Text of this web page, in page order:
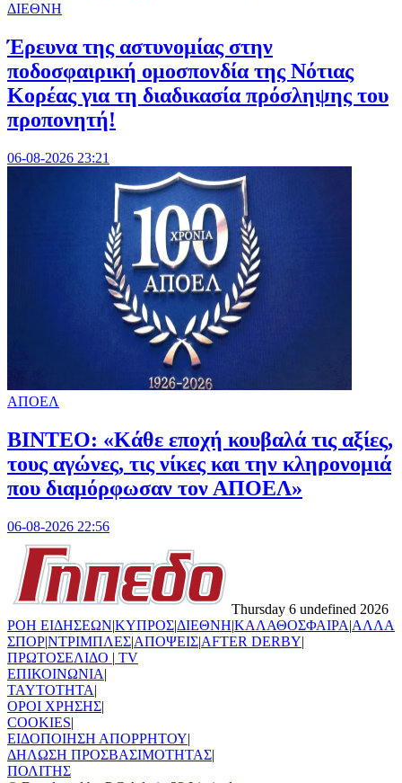
ΔΙΕΘΝΗ
Έρευνα της αστυνομίας στην
ποδοσφαιρική ομοσπονδία της Νότιας
Κορέας για τη διαδικασία πρόσληψης του
προπονητή!
06-08-2026 23:21
ΑΠΟΕΛ
ΒΙΝΤΕΟ: «Κάθε εποχή κουβαλά τις αξίες,
τους αγώνες, τις νίκες και την κληρονομιά
που διαμόρφωσαν τον ΑΠΟΕΛ»
06-08-2026 22:56
Thursday 6 undefined 2026
ΡΟΗ ΕΙΔΗΣΕΩΝ|ΚΥΠΡΟΣ|ΔΙΕΘΝΗ|ΚΑΛΑΘΟΣΦΑΙΡΑ|ΑΛΛΑ
ΣΠΟΡ|ΝΤΡΙΜΠΛΕΣ|ΑΠΟΨΕΙΣ|AFTER DERBY|
ΠΡΩΤΟΣΕΛΙΔΟ | TV
ΕΠΙΚΟΙΝΩΝΙΑ|
TAYTOTHTA|
ΟΡΟΙ ΧΡΗΣΗΣ|
COOKIES|
ΕΙΔΟΠΟΙΗΣΗ ΑΠΟΡΡΗΤΟΥ|
ΔΗΛΩΣΗ ΠΡΟΣΒΑΣΙΜΟΤΗΤΑΣ|
ΠΟΛΙΤΗΣ